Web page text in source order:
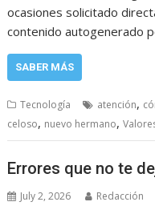
ocasiones solicitado
contenido autogenerado
SABER MÁS
Tecnología atención,
celoso, nuevo hermano,
Errores que no te
July 2, 2026 Redacción